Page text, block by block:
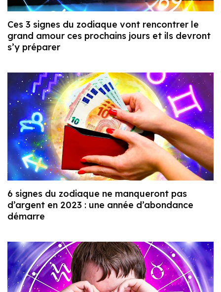
Ces 3 signes du zodiaque vont rencontrer le
grand amour ces prochains jours et ils devront
s’y préparer
6 signes du zodiaque ne manqueront pas
d’argent en 2023 : une année d’abondance
démarre